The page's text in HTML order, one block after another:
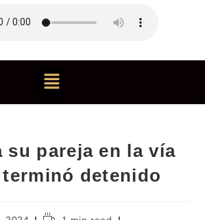
su pareja en la vía
detenido